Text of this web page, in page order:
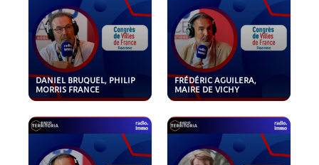
DANIEL BRUQUEL, PHILIP
MORRIS FRANCE
FRÉDÉRIC AGUILERA,
MAIRE DE VICHY